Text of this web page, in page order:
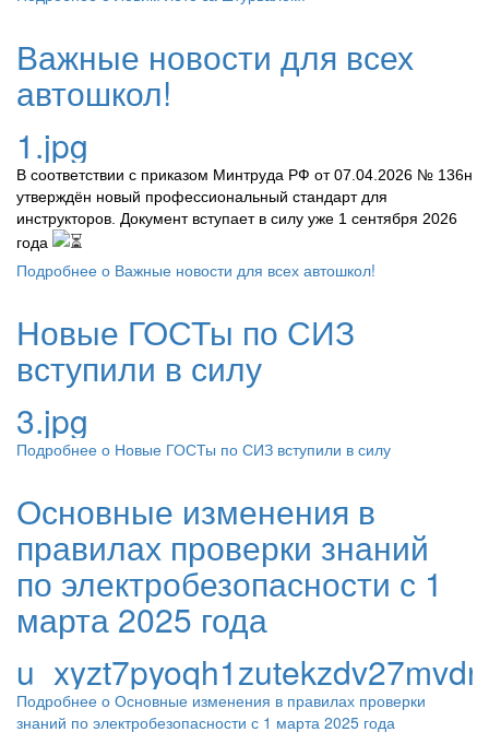
Важные новости для всех
автошкол!
1.jpg
В соответствии с приказом Минтруда РФ от 07.04.2026 № 136н
утверждён новый профессиональный стандарт для
инструкторов. Документ вступает в силу уже 1 сентября 2026
года
Подробнее о Важные новости для всех автошкол!
Новые ГОСТы по СИЗ
вступили в силу
3.jpg
Подробнее о Новые ГОСТы по СИЗ вступили в силу
Основные изменения в
правилах проверки знаний
по электробезопасности с 1
марта 2025 года
Подробнее о Основные изменения в правилах проверки
знаний по электробезопасности с 1 марта 2025 года